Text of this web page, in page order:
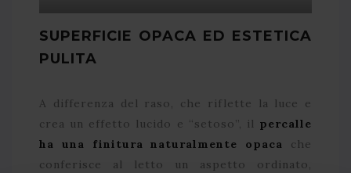
SUPERFICIE OPACA ED ESTETICA
PULITA
A differenza del raso, che riflette la luce e
crea un effetto lucido e “setoso”, il percalle
ha una finitura naturalmente opaca che
conferisce al letto un aspetto ordinato,